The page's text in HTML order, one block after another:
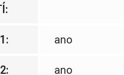
:
: ano
: ano